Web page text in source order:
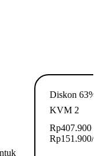
Diskon 63%
KVM 2
Rp407.900
Rp151.900/